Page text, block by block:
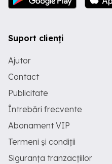
Suport clienți
Ajutor
Contact
Publicitate
Întrebări frecvente
Abonament VIP
Termeni și condiții
Siguranța tranzacțiilor